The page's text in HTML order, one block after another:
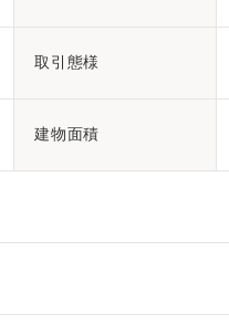
取引態様
建物面積